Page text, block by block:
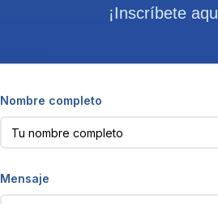
¡Inscríbete
Nombre completo
Mensaje